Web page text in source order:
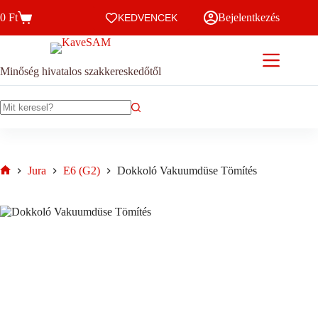
to
Kosár
0 Ft KEDVENCEK Bejelentkezés
Minőség hivatalos szakkereskedőtől
Jura E6 (G2) Dokkoló Vakuumdüse Tömítés